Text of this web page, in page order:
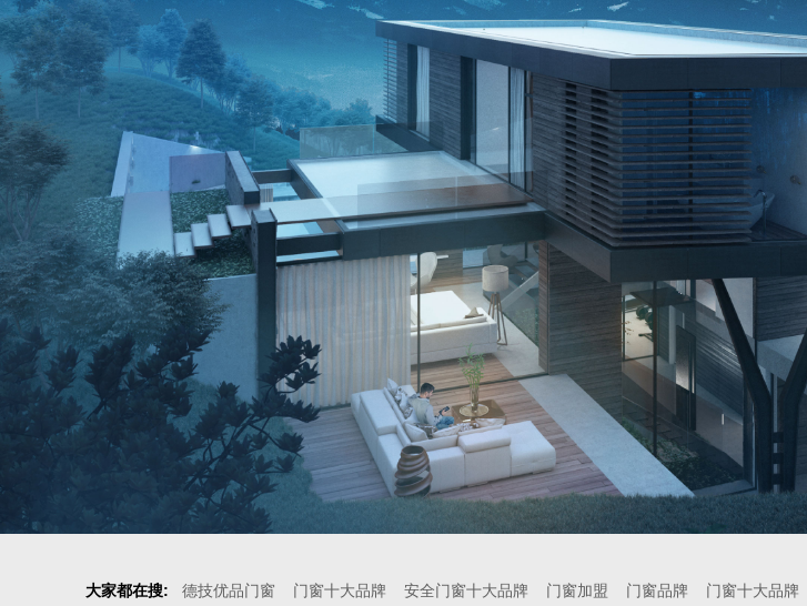
大家都在搜: 德技优品门窗 门窗十大品牌 安全门窗十大品牌 门窗加盟 门窗品牌 门窗十大品牌